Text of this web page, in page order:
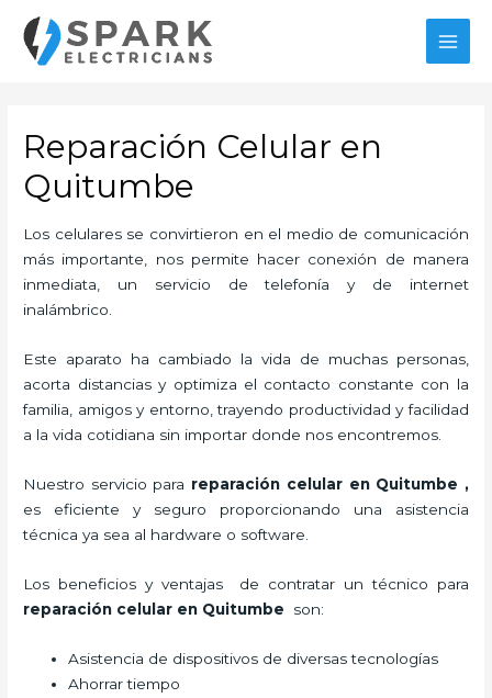
contenido
Reparación Celular en
Quitumbe
Los celulares se convirtieron en el medio de comunicación
más importante, nos permite hacer conexión de manera
inmediata, un servicio de telefonía y de internet
inalámbrico.
Este aparato ha cambiado la vida de muchas personas,
acorta distancias y optimiza el contacto constante con la
familia, amigos y entorno, trayendo productividad y facilidad
a la vida cotidiana sin importar donde nos encontremos.
Nuestro servicio para reparación celular en Quitumbe ,
es eficiente y seguro proporcionando una asistencia
técnica ya sea al hardware o software.
Los beneficios y ventajas de contratar un técnico para
reparación celular en Quitumbe son:
Asistencia de dispositivos de diversas tecnologías
Ahorrar tiempo